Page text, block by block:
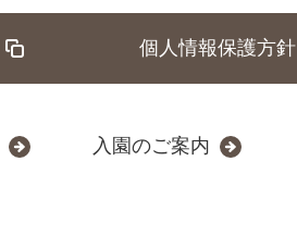
個人情報保護方針
入園のご案内